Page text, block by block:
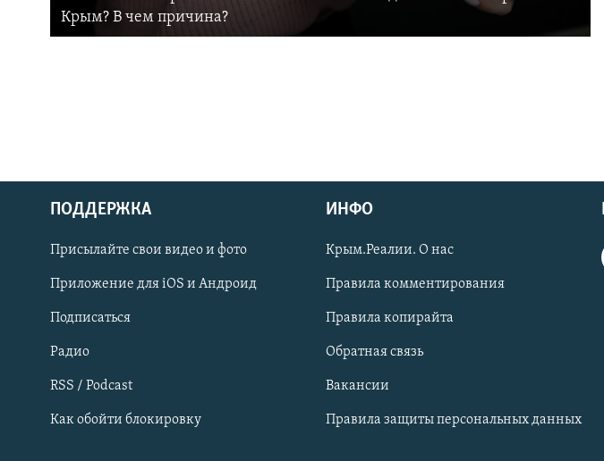
Українською
Qırımtatar
ПРИСОЕДИНЯЙТЕСЬ!
Крым? В чем причина?
ПОДДЕРЖКА
Присылайте свои видео и фото
Приложение для iOS и Андроид
Подписаться
Радио
RSS / Podcast
Как обойти блокировку
ИНФО
Крым.Реалии. О нас
Правила комментирования
Правила копирайта
Обратная связь
Вакансии
Правила защиты персональных данных